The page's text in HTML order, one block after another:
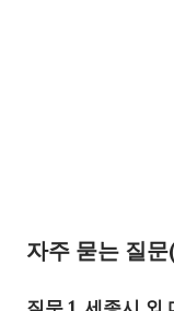
자주 묻는 질문